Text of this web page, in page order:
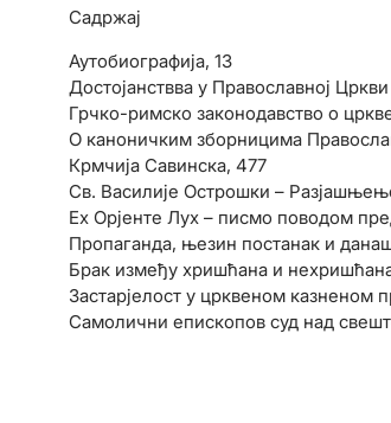
Садржај
Аутобиографија, 13
Достојанствва у Православној
Грчко-римско законодавство о
О каноничким зборницима
Крмчија Савинска, 477
Св. Василије Острошки –
Еx Орјенте Луx – писмо поводом
Пропаганда, њезин постанак и
Брак између хришћана и
Застарјелост у црквеном казненом
Самолични епископов суд над